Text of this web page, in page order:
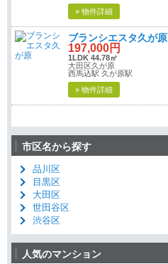
» 物件詳細
ブランシエスタ久が原
197,000円
1LDK 44.78㎡
大田区久が原
西馬込駅 久が原駅
» 物件詳細
市区名から探す
品川区
目黒区
大田区
世田谷区
渋谷区
人気のマンション